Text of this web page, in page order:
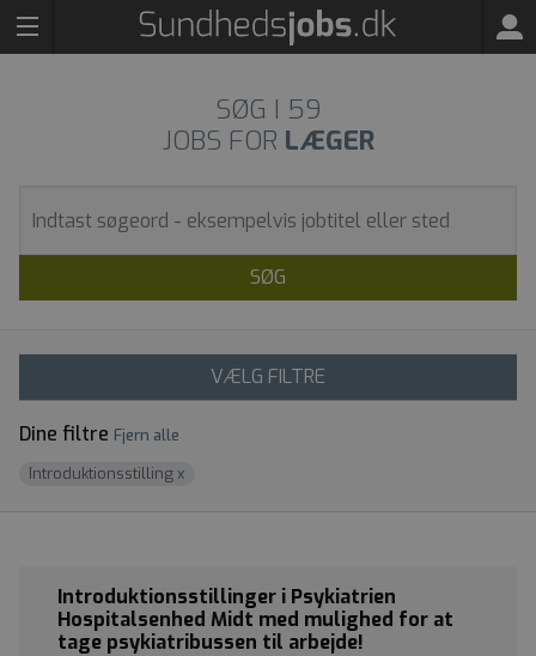
SØG I 59
JOBS FOR LÆGER
SØG
VÆLG FILTRE
Dine filtre Fjern alle
Introduktionsstillingx
Introduktionsstillinger i Psykiatrien
Hospitalsenhed Midt med mulighed for at
tage psykiatribussen til arbejde!